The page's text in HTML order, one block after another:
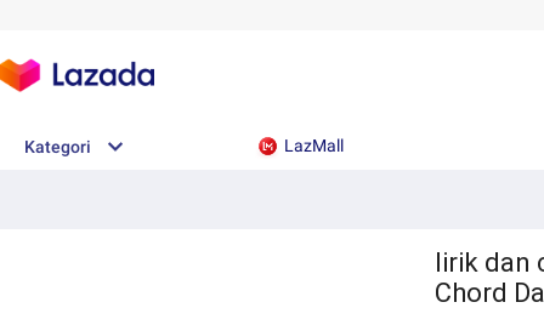
Kategori LazMall
lirik dan
Chord